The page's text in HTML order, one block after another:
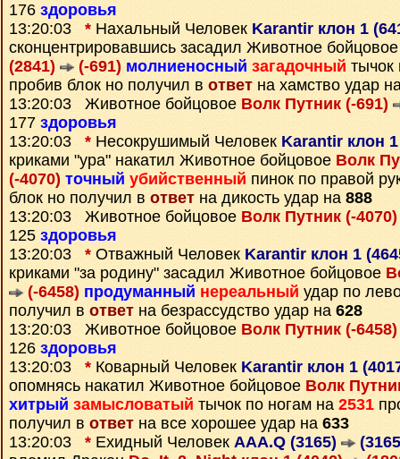
176 здоровья
13:20:03 * Нахальный Человек Karantir клон 1
сконцентрировавшись засадил Животное
(2841)
(-691) молниеносный загадочный тычок
пробив блок но получил в ответ на хамство удар
13:20:03 Животное бойцовое Волк Путник (-691)
177 здоровья
13:20:03 * Несокрушимый Человек Karantir клон
криками "ура" накатил Животное бойцовое Волк
(-4070) точный убийственный пинок по правой
блок но получил в ответ на дикость удар на 888
13:20:03 Животное бойцовое Волк Путник (-
125 здоровья
13:20:03 * Отважный Человек Karantir клон 1
криками "за родину" засадил Животное бойцовое
(-6458) продуманный нереальный удар по
получил в ответ на безрассудство удар на 628
13:20:03 Животное бойцовое Волк Путник (-
126 здоровья
13:20:03 * Коварный Человек Karantir клон 1
опомнясь накатил Животное бойцовое Волк
хитрый замысловатый тычок по ногам на 2531
получил в ответ на все хорошее удар на 633
13:20:03 * Ехидный Человек AAA.Q (3165)